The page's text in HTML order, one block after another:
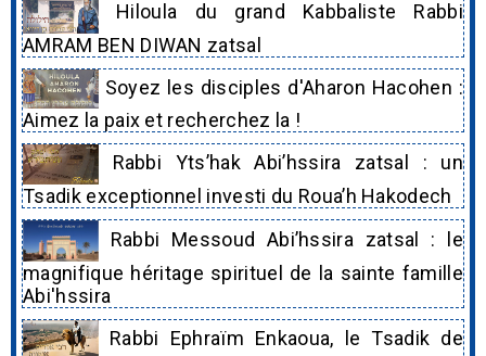
Hiloula du grand Kabbaliste Rabbi
AMRAM BEN DIWAN zatsal
Soyez les disciples d'Aharon Hacohen :
Aimez la paix et recherchez la !
Rabbi Yts’hak Abi’hssira zatsal : un
Tsadik exceptionnel investi du Roua’h Hakodech
Rabbi Messoud Abi’hssira zatsal : le
magnifique héritage spirituel de la sainte famille
Abi'hssira
Rabbi Ephraïm Enkaoua, le Tsadik de